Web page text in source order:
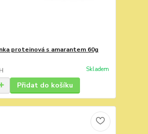
proteinová s amarantem 60g
Skladem
Přidat do košíku